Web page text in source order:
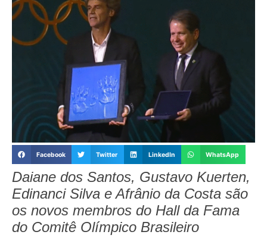
Facebook Twitter LinkedIn WhatsApp
Daiane dos Santos, Gustavo Kuerten,
Edinanci Silva e Afrânio da Costa são
os novos membros do Hall da Fama
do Comitê Olímpico Brasileiro